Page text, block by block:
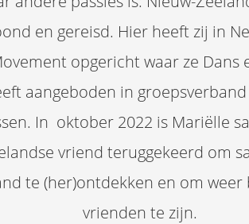
en gereisd. Hier heeft zij in
opgericht waar ze Dans
aangeboden in
In oktober 2022 is Mariëlle
vriend teruggekeerd om
te (her)ontdekken en om
vrienden te zijn.